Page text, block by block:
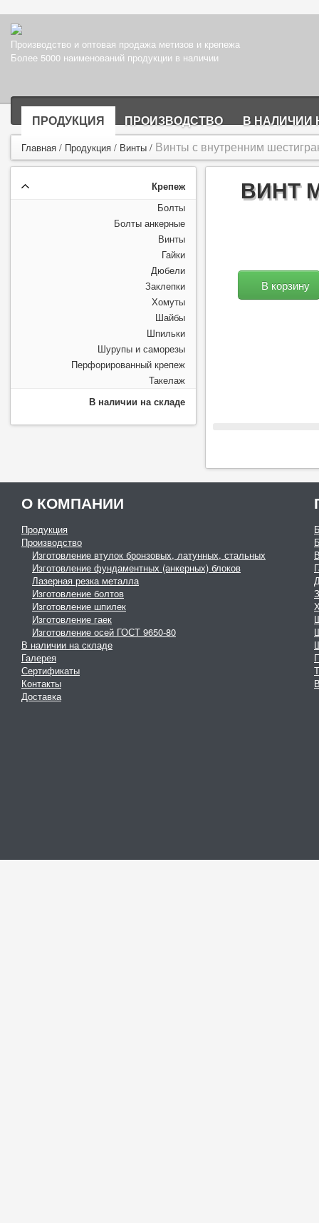
Производство и оптовая продажа метизов и крепежа
Более 5000 наименований продукции в наличии
ПРОДУКЦИЯ ПРОИЗВОДСТВО В НАЛИЧИИ
Главная / Продукция / Винты / Винты с внутренним
Крепеж
Болты
Болты анкерные
Винты
Гайки
Дюбели
Заклепки
Хомуты
Шайбы
Шпильки
Шурупы и саморезы
Перфорированный крепеж
Такелаж
В наличии на складе
ВИНТ
В корзину
О КОМПАНИИ
Продукция
Производство
Изготовление втулок бронзовых, латунных, стальных
Изготовление фундаментных (анкерных) блоков
Лазерная резка металла
Изготовление болтов
Изготовление шпилек
Изготовление гаек
Изготовление осей ГОСТ 9650-80
В наличии на складе
Галерея
Сертификаты
Контакты
Доставка